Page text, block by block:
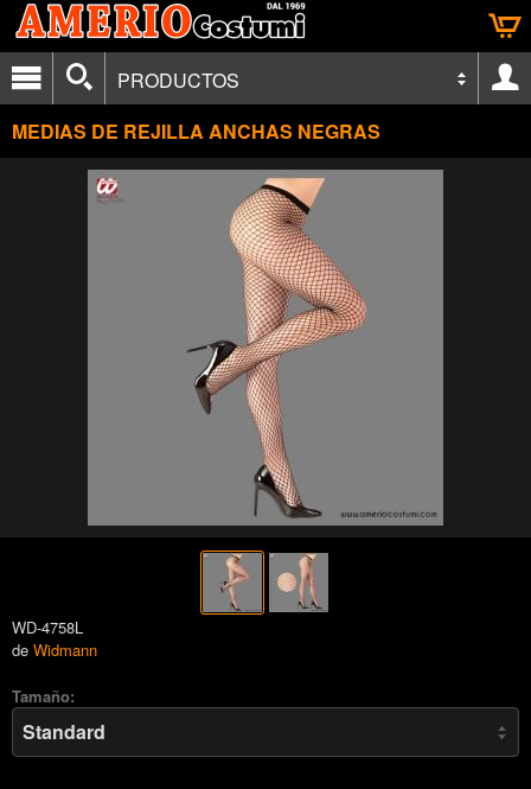
PRODUCTOS
MEDIAS DE REJILLA ANCHAS NEGRAS
WD-4758L
de Widmann
Tamaño: